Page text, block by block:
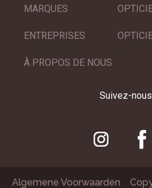
MARQUES
ENTREPRISES
À PROPOS DE NOUS
Suivez-
Algemene Voorwaarden